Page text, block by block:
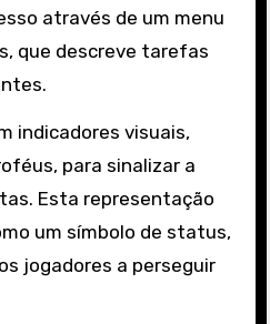
através de um menu
que descreve tarefas
indicadores visuais,
para sinalizar a
Esta representação
um símbolo de status,
jogadores a perseguir